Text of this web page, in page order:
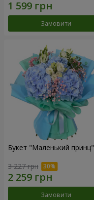
Замовити
Букет "Маленький принц"
3 227 грн
Замовити